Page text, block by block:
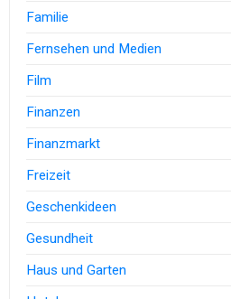
Familie
Fernsehen und Medien
Film
Finanzen
Finanzmarkt
Freizeit
Geschenkideen
Gesundheit
Haus und Garten